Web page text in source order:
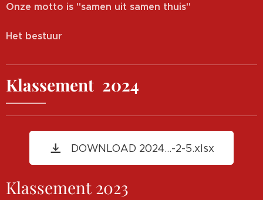
Onze motto is "samen uit samen thuis"
Het bestuur
Klassement 2024
DOWNLOAD 2024...-2-5.xlsx
Klassement 2023